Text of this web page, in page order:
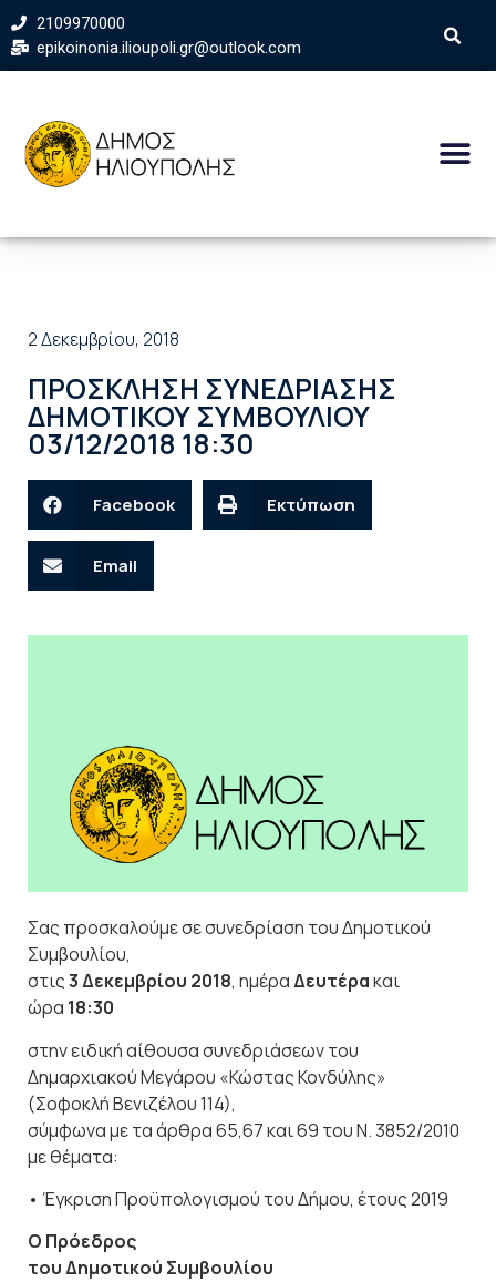
2109970000
epikoinonia.ilioupoli.gr@outlook.com
2 Δεκεμβρίου, 2018
ΠΡΟΣΚΛΗΣΗ ΣΥΝΕΔΡΙΑΣΗΣ
ΔΗΜΟΤΙΚΟΥ ΣΥΜΒΟΥΛΙΟΥ
03/12/2018 18:30
Facebook Εκτύπωση
Email
Σας προσκαλούμε σε συνεδρίαση του Δημοτικού
Συμβουλίου,
στις3 Δεκεμβρίου 2018, ημέραΔευτέρακαι
ώρα 18:30
στην ειδική αίθουσα συνεδριάσεων του
Δημαρχιακού Μεγάρου «Κώστας Κονδύλης»
(Σοφοκλή Βενιζέλου 114),
σύμφωνα με τα άρθρα 65,67 και 69 του Ν. 3852/2010
με θέματα:
• Έγκριση Προϋπολογισμού του Δήμου, έτους 2019
Ο Πρόεδρος
του Δημοτικού Συμβουλίου